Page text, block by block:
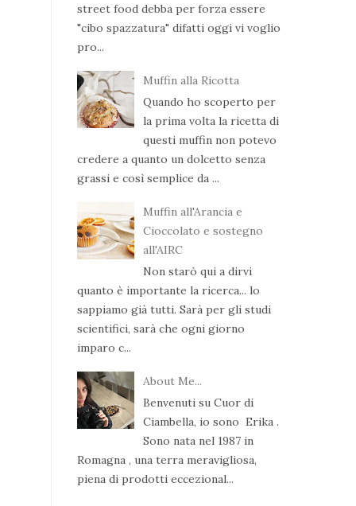
street food debba per forza essere
"cibo spazzatura" difatti oggi vi voglio
pro...
Muffin alla Ricotta
Quando ho scoperto per
la prima volta la ricetta di
questi muffin non potevo
credere a quanto un dolcetto senza
grassi e così semplice da ...
Muffin all'Arancia e
Cioccolato e sostegno
all'AIRC
Non starò qui a dirvi
quanto è importante la ricerca... lo
sappiamo già tutti. Sarà per gli studi
scientifici, sarà che ogni giorno
imparo c...
About Me...
Benvenuti su Cuor di
Ciambella, io sono Erika .
Sono nata nel 1987 in
Romagna , una terra meravigliosa,
piena di prodotti eccezional...